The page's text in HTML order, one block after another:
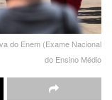
do Enem (Exame Nacional
do Ensino Médio